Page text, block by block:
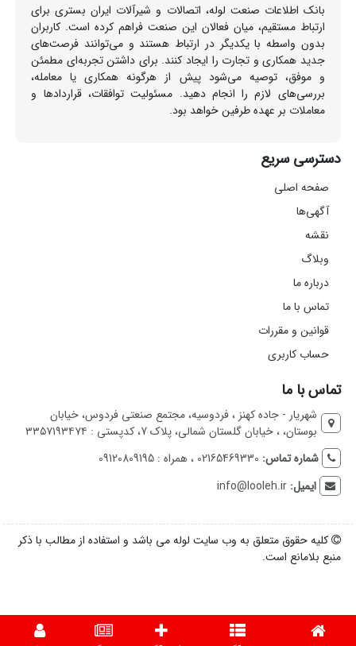
بانک اطلاعات صنعت لوله، اتصالات و شیرآلات ایران بستری برای
ارتباط مستقیم، میان فعالان این صنعت فراهم کرده است. کاربران
بدون واسطه با یکدیگر در ارتباط هستند و می‌توانند فرصت‌های
جدید همکاری و تجارت را ایجاد کنند. برای داشتن تجربه‌ای مطمئن
و موفق، توصیه می‌شود پیش از هرگونه همکاری یا معامله،
بررسی‌های لازم را انجام دهید. مسئولیت توافقات، قراردادها و
معاملات بر عهده طرفین خواهد بود.
دسترسی سریع
صفحه اصلی
آگهی‌ها
نقشه
وبلاگ
درباره ما
تماس با ما
قوانین و مقررات
حساب کاربری
تماس با ما
شهریار - جاده کهنز ، فردوسیه، مجتمع صنعتی فردوس، خیابان
بوستان، ، خیابان گلستان شمالی، پلاک 7، کدپستی : ۳۳۵۷۱۹۳۴۷۴
شماره تماس: 02165469330 ، همراه : 09120809195
ایمیل:info@looleh.ir
کلیه حقوق متعلق به وب سایت لوله می باشد و استفاده از مطالب با ذکر
منبع بلامانع است.